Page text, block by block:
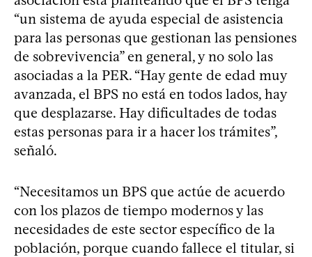
“un sistema de ayuda especial de asistencia
para las personas que gestionan las pensiones
de sobrevivencia” en general, y no solo las
asociadas a la PER. “Hay gente de edad muy
avanzada, el BPS no está en todos lados, hay
que desplazarse. Hay dificultades de todas
estas personas para ir a hacer los trámites”,
señaló.
“Necesitamos un BPS que actúe de acuerdo
con los plazos de tiempo modernos y las
necesidades de este sector específico de la
población, porque cuando fallece el titular, si